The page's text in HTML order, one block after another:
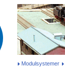
Modulsystemer